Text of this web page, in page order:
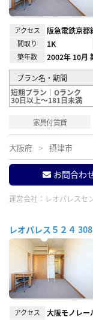
アクセス 阪急電鉄京都
間取り 1K
築年数 2002年 10月
プラン名・期間
短期プラン｜Oランク
30日以上～181日未満
家具付賃貸
大阪府 摂津市
お問合わ
運営会社： レオパレスセ
レオパレス５２４
アクセス 大阪モノレー